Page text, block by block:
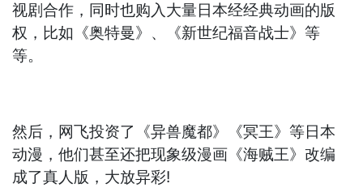
视剧合作，同时也购入大量日本经经典动画的版
权，比如《奥特曼》、《新世纪福音战士》等
等。
然后，网飞投资了《异兽魔都》《冥王》等日本
动漫，他们甚至还把现象级漫画《海贼王》改编
成了真人版，大放异彩!